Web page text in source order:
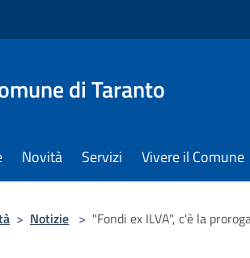
di Taranto
Novità Servizi Vivere il Comune
> Notizie > "Fondi ex ILVA", c'è la